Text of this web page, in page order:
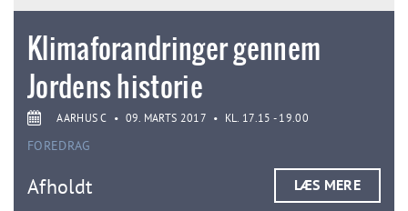
Klimaforandringer gennem
Jordens historie
AARHUS C • 09. MARTS 2017 • KL. 17.15 - 19.00
FOREDRAG
Afholdt LÆS MERE